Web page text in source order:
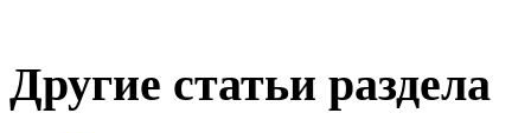
Другие статьи раздела